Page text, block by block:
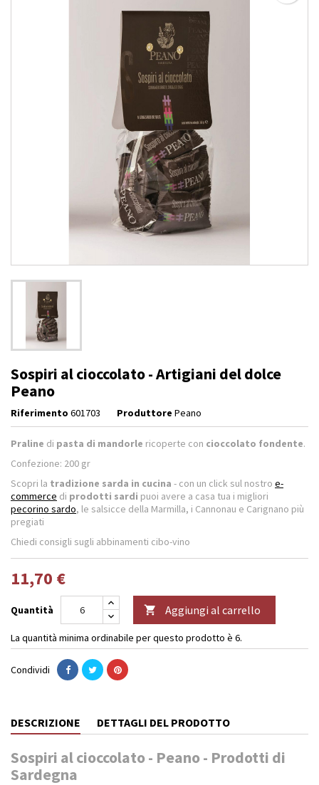
Sospiri al cioccolato - Artigiani del dolce
Peano
Riferimento 601703 Produttore Peano
Praline di pasta di mandorle ricoperte con cioccolato fondente.
Confezione: 200 gr
Scopri la tradizione sarda in cucina - con un click sul nostro e-
commerce di prodotti sardi puoi avere a casa tua i migliori
pecorino sardo, le salsicce della Marmilla, i Cannonau e Carignano più
pregiati
Chiedi consigli sugli abbinamenti cibo-vino
11,70 €
Quantità  Aggiungi al carrello
La quantità minima ordinabile per questo prodotto è 6.
Condividi
DESCRIZIONE DETTAGLI DEL PRODOTTO
Sospiri al cioccolato - Peano - Prodotti di
Sardegna